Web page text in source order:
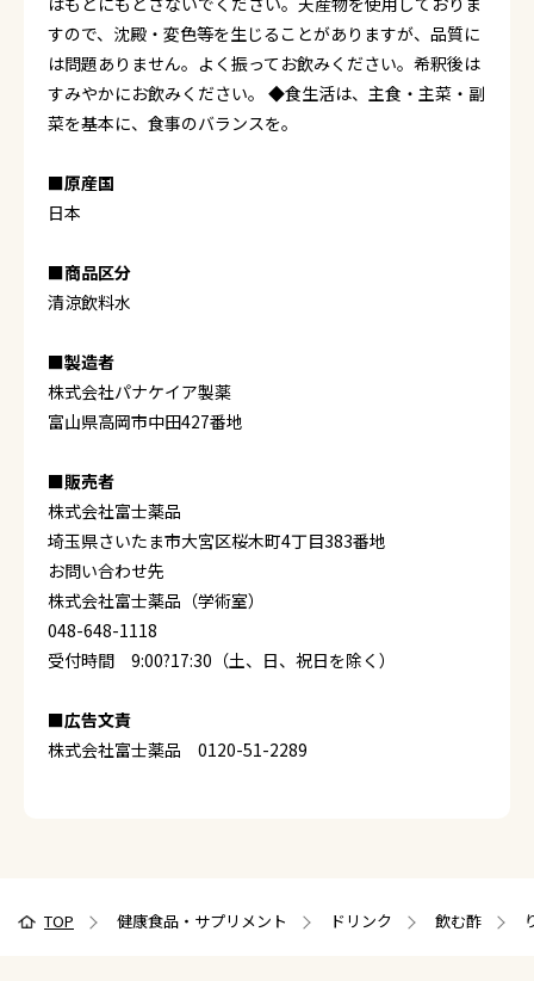
すので、沈殿・変色等を生じることがありますが、品質に
は問題ありません。よく振ってお飲みください。希釈後は
すみやかにお飲みください。 ◆食生活は、主食・主菜・副
菜を基本に、食事のバランスを。
■原産国
日本
■商品区分
清涼飲料水
■製造者
株式会社パナケイア製薬
富山県高岡市中田427番地
■販売者
株式会社富士薬品
埼玉県さいたま市大宮区桜木町4丁目383番地
お問い合わせ先
株式会社富士薬品（学術室）
048-648-1118
受付時間 9:00?17:30（土、日、祝日を除く）
■広告文責
株式会社富士薬品 0120-51-2289
TOP 健康食品・サプリメント ドリンク 飲む酢